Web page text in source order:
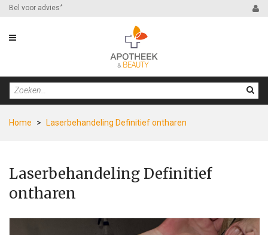
Bel voor advies *
Home > Laserbehandeling Definitief ontharen
Laserbehandeling Definitief
ontharen